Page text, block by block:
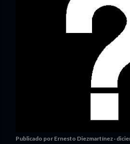
Publicado por Ernesto Diezmartínez